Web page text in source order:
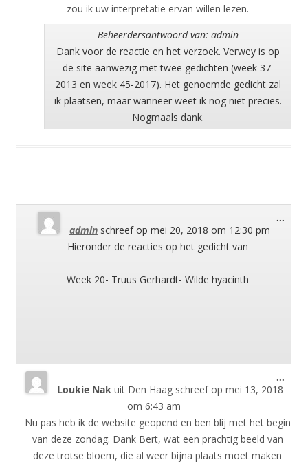
zou ik uw interpretatie ervan willen lezen.
Beheerdersantwoord van: admin
Dank voor de reactie en het verzoek. Verwey is op
de site aanwezig met twee gedichten (week 37-
2013 en week 45-2017). Het genoemde gedicht zal
ik plaatsen, maar wanneer weet ik nog niet precies.
Nogmaals dank.
admin schreef op mei 20, 2018 om 12:30 pm
Hieronder de reacties op het gedicht van
Week 20- Truus Gerhardt- Wilde hyacinth
...
Loukie Nak uit Den Haag schreef op mei 13, 2018
om 6:43 am
Nu pas heb ik de website geopend en ben blij met het begin
van deze zondag. Dank Bert, wat een prachtig beeld van
deze trotse bloem, die al weer bijna plaats moet maken
...